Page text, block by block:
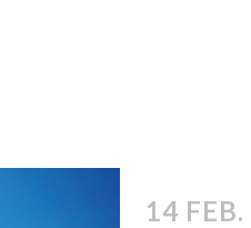
14 FEB.